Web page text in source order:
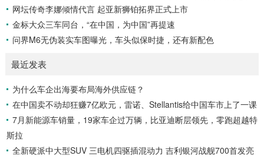
网坛传奇李娜倾情代言 起亚新狮铂拓界正式上市
金标大众三车同台，“在中国，为中国”再提速
问界M6无伪装实车图曝光，车头似保时捷，还有新配色
最近发表
为什么车企出海要布局海外供应链？
在中国卖不动却狂赚7亿欧元，雷诺、Stellantis给中国车市上了一课
7月新能源车销量，19家车企过万辆，比亚迪断层领先，零跑超越特
斯拉
全新硬派中大型SUV 三电机四驱插混动力 吉利银河战舰700首发亮